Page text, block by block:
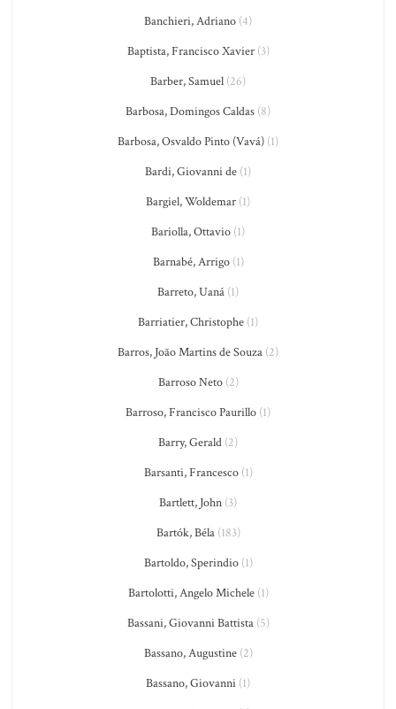
Banchieri, Adriano (4)
Baptista, Francisco Xavier(3)
Barber, Samuel (26)
Barbosa, Domingos Caldas (8)
Barbosa, Osvaldo Pinto (Vavá) (1)
Bardi, Giovanni de (1)
Bargiel, Woldemar (1)
Bariolla, Ottavio (1)
Barnabé, Arrigo(1)
Barreto, Uaná (1)
Barriatier, Christophe (1)
Barros, João Martins de Souza (2)
Barroso Neto(2)
Barroso, Francisco Paurillo (1)
Barry, Gerald (2)
Barsanti, Francesco(1)
Bartlett, John (3)
Bartók, Béla(183)
Bartoldo, Sperindio(1)
Bartolotti, Angelo Michele(1)
Bassani, Giovanni Battista(5)
Bassano, Augustine(2)
Bassano, Giovanni (1)